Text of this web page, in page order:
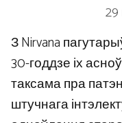
З Nirvana
30-годдзе іх
таксама пра
штучнага